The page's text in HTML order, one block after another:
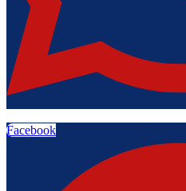
Facebook